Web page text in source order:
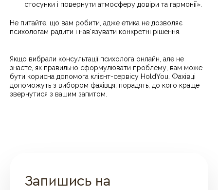
стосунки і повернути атмосферу довіри та гармонії».
Не питайте, що вам робити, адже етика не дозволяє
психологам радити і нав'язувати конкретні рішення.
Якщо вибрали консультації психолога онлайн, але не
знаєте, як правильно сформулювати проблему, вам може
бути корисна допомога клієнт-сервісу HoldYou. Фахівці
допоможуть з вибором фахівця, порадять, до кого краще
звернутися з вашим запитом.
Запишись на